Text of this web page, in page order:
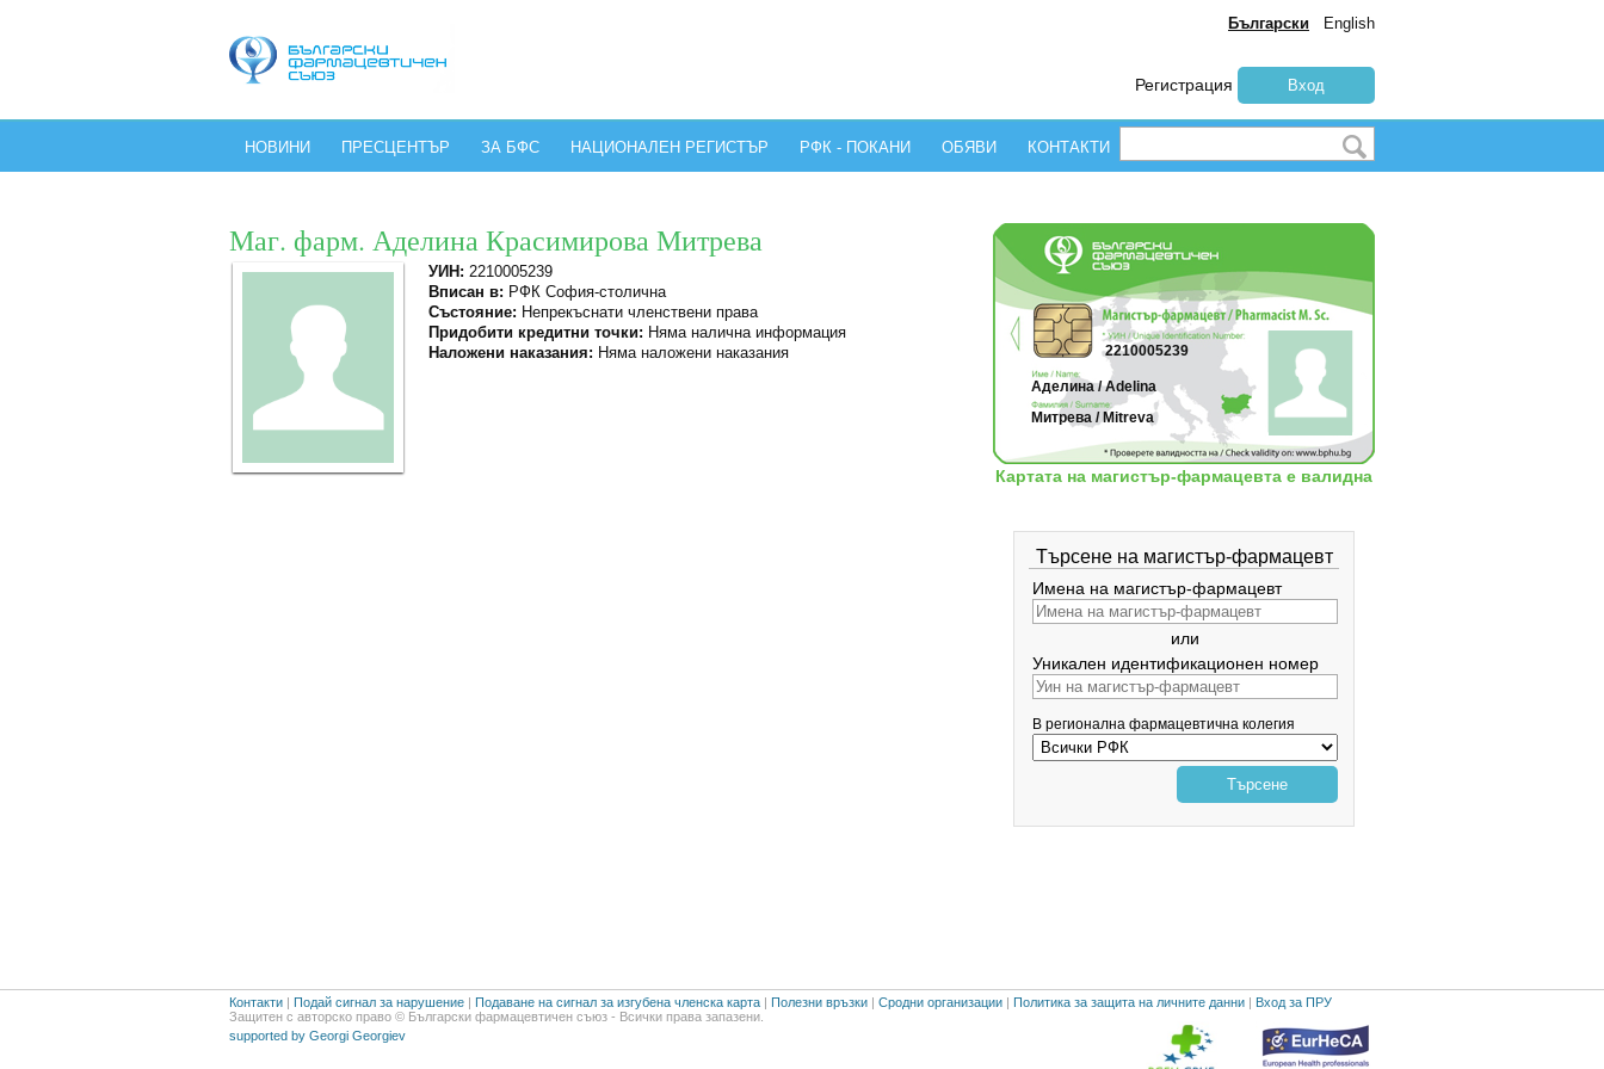
Български English
Регистрация Вход
НОВИНИ ПРЕСЦЕНТЪР ЗА БФС НАЦИОНАЛЕН РЕГИСТЪР РФК - ПОКАНИ ОБЯВИ КОНТАКТИ
Маг. фарм. Аделина Красимирова Митрева
УИН: 2210005239
Вписан в: РФК София-столична
Състояние: Непрекъснати членствени права
Придобити кредитни точки: Няма налична информация
Наложени наказания: Няма наложени наказания 2210005239
Аделина / Adelina
Митрева / Mitreva
Картата на магистър-фармацевта е валидна
Търсене на магистър-фармацевт
Имена на магистър-фармацевт
или
Уникален идентификационен номер
В регионална фармацевтична колегия
Търсене
Контакти | Подай сигнал за нарушение | Подаване на сигнал за изгубена членска карта | Полезни връзки | Сродни организации | Политика за защита на личните данни | Вход за ПРУ
Защитен с авторско право © Български фармацевтичен съюз - Всички права запазени.
supported by Georgi Georgiev